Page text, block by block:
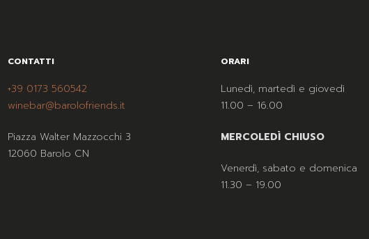
CONTATTI
+39 0173 560542
winebar@barolofriends.it
Piazza Walter Mazzocchi 3
12060 Barolo CN
ORARI
Lunedì, martedì e giovedì
11.00 – 16.00
MERCOLEDÌ CHIUSO
Venerdì, sabato e domenica
11.30 – 19.00